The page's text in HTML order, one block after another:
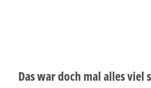
Das war doch mal alles viel